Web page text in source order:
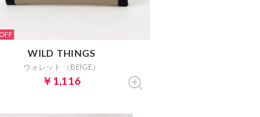
WILD THINGS
ウォレット （BEIGE）
￥1,116